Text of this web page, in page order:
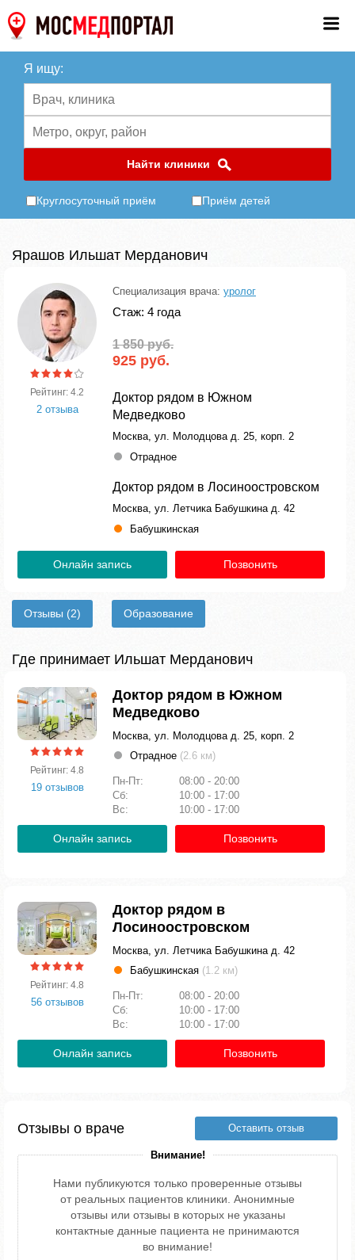
Я ищу:
Найти клиники
Круглосуточный приём Приём детей
Ярашов Ильшат Мерданович
Рейтинг: 4.2
2 отзыва
Специализация врача: уролог
Стаж: 4 года
1 850 руб.
925 руб.
Доктор рядом в Южном
Медведково
Москва, ул. Молодцова д. 25, корп. 2
Отрадное
Доктор рядом в Лосиноостровском
Москва, ул. Летчика Бабушкина д. 42
Бабушкинская
Онлайн запись Позвонить
Отзывы (2) Образование
Где принимает Ильшат Мерданович
Рейтинг: 4.8
19 отзывов
Доктор рядом в Южном
Медведково
Москва, ул. Молодцова д. 25, корп. 2
Отрадное (2.6 км)
Пн-Пт:
08:00 - 20:00
Сб:
10:00 - 17:00
Вс:
10:00 - 17:00
Онлайн запись Позвонить
Рейтинг: 4.8
56 отзывов
Доктор рядом в
Лосиноостровском
Москва, ул. Летчика Бабушкина д. 42
Бабушкинская (1.2 км)
Пн-Пт:
08:00 - 20:00
Сб:
10:00 - 17:00
Вс:
10:00 - 17:00
Онлайн запись Позвонить
Отзывы о враче Оставить отзыв
Внимание!
Нами публикуются только проверенные отзывы
от реальных пациентов клиники. Анонимные
отзывы или отзывы в которых не указаны
контактные данные пациента не принимаются
во внимание!